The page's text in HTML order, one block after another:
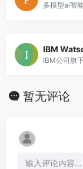
多模型ai智
IBM
IBM公司旗
暂无评论